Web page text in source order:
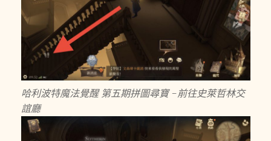
哈利波特魔法覺醒 第五期拼圖尋寶 -前往史萊哲林交
誼廳